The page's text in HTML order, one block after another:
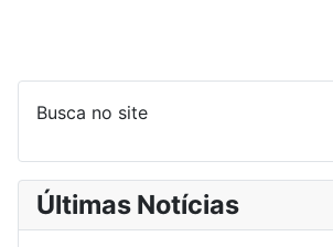
Busca no site
Últimas Notícias